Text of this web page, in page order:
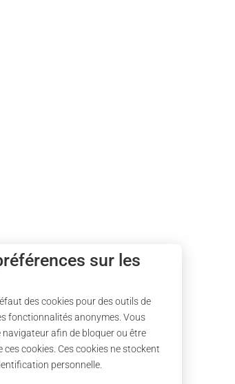
sur les
des cookies pour des outils de
fonctionnalités anonymes. Vous
afin de bloquer ou être
ces cookies. Ces cookies ne stockent
personnelle.